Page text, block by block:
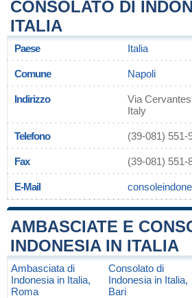
CONSOLATO DI
ITALIA
Paese Italia
Comune Napoli
Indirizzo
Via
Italy
Telefono (39-081) 551-
Fax (39-081) 551-
E-Mail
AMBASCIATE E
INDONESIA IN ITALIA
Ambasciata di
Indonesia in Italia,
Roma
Consolato di
Indonesia in Italia,
Bari